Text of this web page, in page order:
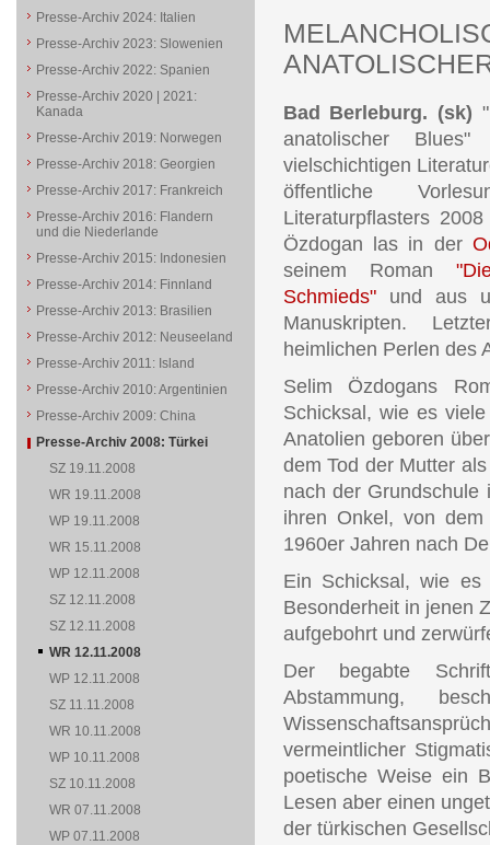
Bad Berleburg. (sk)
anatolischer
vielschichtigen
öffentliche
Literaturpflasters
Özdogan las in der
seinem Roman
Schmieds"und aus
Manuskripten.
heimlichen Perlen des
Selim Özdogans
Schicksal, wie es
Anatolien geboren
dem Tod der Mutter
nach der
ihren Onkel, von
1960er Jahren nach
Ein Schicksal, wie
Besonderheit in jenen
aufgebohrt und
Der begabte
Abstammung,
vermeintlicher
poetische Weise ein
Lesen aber einen
der türkischen
Presse-Archiv 2024: Italien
Presse-Archiv 2023: Slowenien
Presse-Archiv 2022: Spanien
Presse-Archiv 2020 | 2021:
Kanada
Presse-Archiv 2019: Norwegen
Presse-Archiv 2018: Georgien
Presse-Archiv 2017: Frankreich
Presse-Archiv 2016: Flandern
und die Niederlande
Presse-Archiv 2015: Indonesien
Presse-Archiv 2014: Finnland
Presse-Archiv 2013: Brasilien
Presse-Archiv 2012: Neuseeland
Presse-Archiv 2011: Island
Presse-Archiv 2010: Argentinien
Presse-Archiv 2009: China
Presse-Archiv 2008: Türkei
SZ 19.11.2008
WR 19.11.2008
WP 19.11.2008
WR 15.11.2008
WP 12.11.2008
SZ 12.11.2008
SZ 12.11.2008
WR 12.11.2008
WP 12.11.2008
SZ 11.11.2008
WR 10.11.2008
WP 10.11.2008
SZ 10.11.2008
WR 07.11.2008
WP 07.11.2008